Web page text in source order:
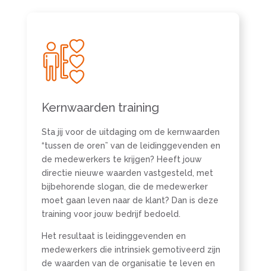
Kernwaarden training
Sta jij voor de uitdaging om de kernwaarden
“tussen de oren” van de leidinggevenden en
de medewerkers te krijgen? Heeft jouw
directie nieuwe waarden vastgesteld, met
bijbehorende slogan, die de medewerker
moet gaan leven naar de klant? Dan is deze
training voor jouw bedrijf bedoeld.
Het resultaat is leidinggevenden en
medewerkers die intrinsiek gemotiveerd zijn
de waarden van de organisatie te leven en